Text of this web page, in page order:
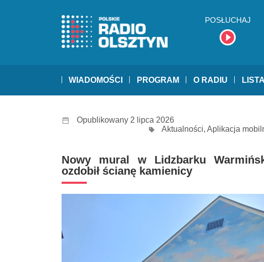
POSŁUCHAJ
WIADOMOŚCI PROGRAM O RADIU
Opublikowany 2 lipca 2026
Aktualności, Aplikacja
Nowy mural w Lidzbarku
ozdobił ścianę kamienicy